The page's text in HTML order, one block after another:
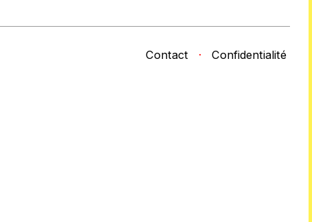
Contact · Confidentialité